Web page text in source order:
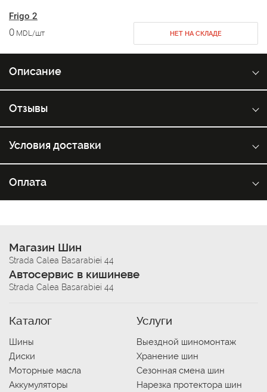
Frigo 2
0 MDL/шт НЕТ НА СКЛАДЕ
Описание
Отзывы
Условия доставки
Оплата
Магазин Шин
Strada Calea Basarabiei 44
Автосервис в кишиневе
Strada Calea Basarabiei 44
Каталог
Шины
Диски
Моторные масла
Аккумуляторы
Услуги
Выездной шиномонтаж
Хранение шин
Сезонная смена шин
Нарезка протектора шин